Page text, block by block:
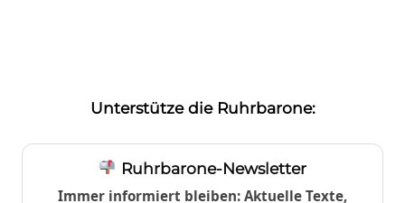
Unterstütze die Ruhrbarone:
Ruhrbarone-Newsletter
Immer informiert bleiben: Aktuelle Texte,